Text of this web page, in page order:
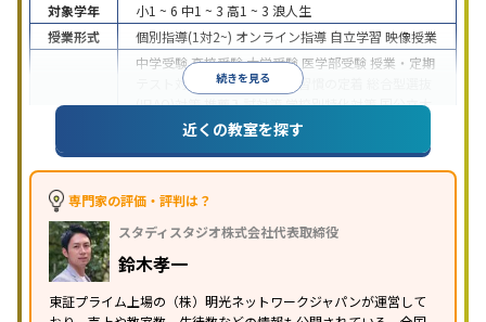
続きを見る
対象学年 小1 ~ 6 中1 ~ 3 高1 ~ 3 浪人生
授業形式
個別指導(1対2~) オンライン指導 自立学習 映像授業
中学受験高校受験大学受験 医学部受験 授業・定期
テスト対策
内申点対策 学習習慣の定着
(旧AO)対策推薦入試対策学校別特化対策国公立大
私大対策共通テスト対策
英語・英会話特化
対策その他科目別特化対策
特徴
中高一貫校生に対応
の振替可能
を利用オンライン対応1科目から受講可能
習のみの受講可
り
※2023年3月調査。小学校高学年の個別指導塾アンケート調査方法を参
近くの教室を探す
専門家の評価・評判は？
スタディスタジオ株式会社代表取締役
鈴木孝一
東証プライム上場の（株）明光ネットワークジャパンが運営して